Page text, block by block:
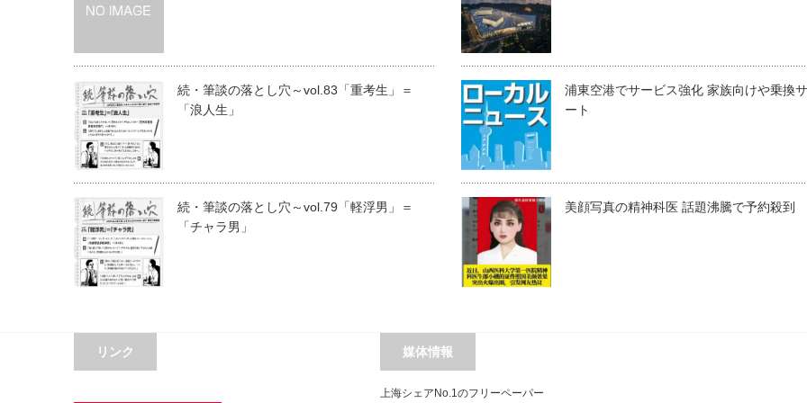
続・筆談の落とし穴～vol.83「重考生」＝
「浪人生」
続・筆談の落とし穴～vol.79「軽浮男」＝
「チャラ男」
浦東空港でサービス強化 家族向けや乗換
ート
美顔写真の精神科医 話題沸騰で予約殺到
リンク 媒体情報
上海シェアNo.1のフリーペーパー